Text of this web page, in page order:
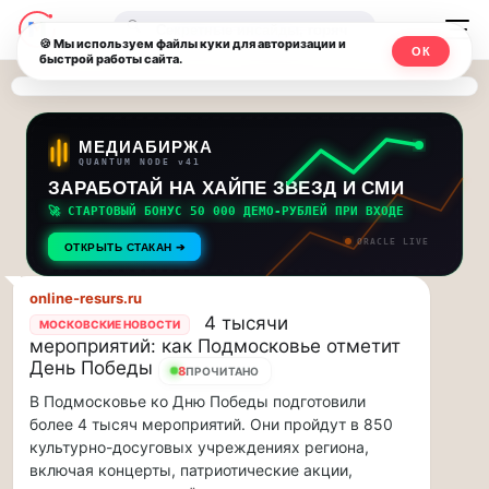
Последние
новости
и
обновления
потока:
Друзья,
приглашаем
на
музыкальную
прогулку
по
Москве
Чайковского!…
Друзья,
приглашаем
на
музыкальную
Москвичи.net
—
Главный
столичный
чат-
мессенджер,
новости
и
инсайды
Москвы
🔍
МЕДИАБИРЖА
QUANTUM NODE v41
ЗАРАБОТАЙ НА ХАЙПЕ ЗВЕЗД И СМИ
🚀 СТАРТОВЫЙ БОНУС 50 000 ДЕМО-РУБЛЕЙ ПРИ ВХОДЕ
ОТКРЫТЬ СТАКАН ➔ ORACLE LIVE
online-resurs.ru
МОСКОВСКИЕ НОВОСТИ
4 тысячи
мероприятий: как Подмосковье отметит
День Победы
8ПРОЧИТАНО
В Подмосковье ко Дню Победы подготовили
более 4 тысяч мероприятий. Они пройдут в 850
культурно-досуговых учреждениях региона,
включая концерты, патриотические акции,
🍪 Мы используем файлы куки для авторизации и
быстрой работы сайта.
ОК